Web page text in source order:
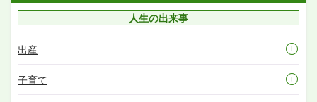
人生の出来事
出産
子育て